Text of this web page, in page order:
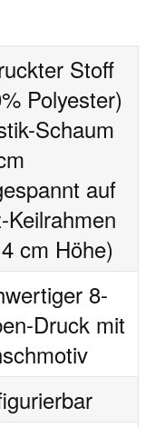
Stoff
Polyester)
Schaum
auf
Keilrahmen
cm Höhe)
8-
Druck mit